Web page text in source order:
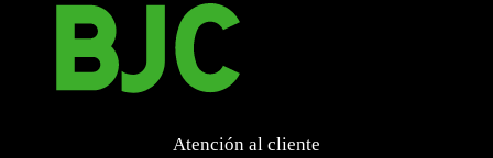
Atención al cliente